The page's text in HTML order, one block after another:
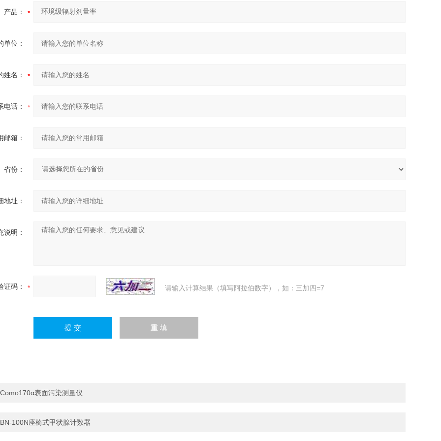
产品：
单位：
姓名：
电话：
邮箱：
省份：
地址：
说明：
证码： 请输入计算结果（填写阿拉伯数字），如：三加四=7
Como170α表面污染测量仪
BN-100N座椅式甲状腺计数器